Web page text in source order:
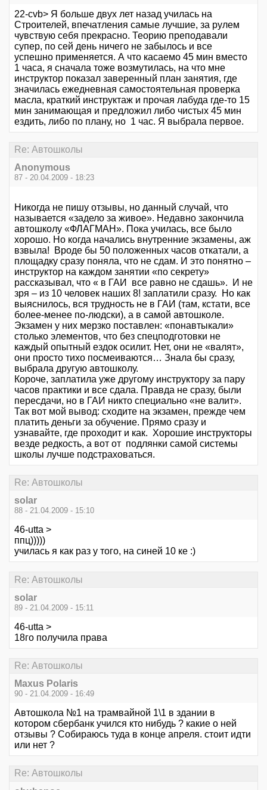
22-cvb> Я больше двух лет назад училась на
Строителей, впечатления самые лучшие, за рулем
чувствую себя прекрасно. Теорию преподавали
супер, по сей день ничего не забылось и все
успешно применяется. А что касаемо 45 мин вместо
1 часа, я сначала тоже возмутилась, на что мне
инструктор показал заверенный план занятия, где
значилась ежедневная самостоятельная проверка
масла, краткий инструктаж и прочая лабуда где-то 15
мин занимающая и предложил либо чистых 45 мин
ездить, либо по плану, но 1 час. Я выбрала первое.
Re: Автошколы
Anonymous
87 - 20.04.2009 - 18:23
Никогда не пишу отзывы, но данный случай, что
называется «задело за живое». Недавно закончила
автошколу «ФЛАГМАН». Пока училась, все было
хорошо. Но когда начались внутренние экзамены, аж
взвыла! Вроде бы 50 положенных часов откатали, а
площадку сразу поняла, что не сдам. И это понятно –
инструктор на каждом занятии «по секрету»
рассказывал, что « в ГАИ все равно не сдашь». И не
зря – из 10 человек наших 8! заплатили сразу. Но как
выяснилось, вся трудность не в ГАИ (там, кстати, все
более-менее по-людски), а в самой автошколе.
Экзамен у них мерзко поставлен: «понавтыкали»
столько элементов, что без спецподготовки не
каждый опытный ездок осилит. Нет, они не «валят»,
они просто тихо посмеиваются… Знала бы сразу,
выбрала другую автошколу.
Короче, заплатила уже другому инструктору за пару
часов практики и все сдала. Правда не сразу, были
пересдачи, но в ГАИ никто специально «не валит».
Так вот мой вывод: сходите на экзамен, прежде чем
платить деньги за обучение. Прямо сразу и
узнавайте, где проходит и как. Хорошие инструкторы
везде редкость, а вот от подлянки самой системы
школы лучше подстраховаться.
Re: Автошколы
solar
88 - 21.04.2009 - 15:10
46-utta >
ппц)))))
училась я как раз у того, на синей 10 ке :)
Re: Автошколы
solar
89 - 21.04.2009 - 15:11
46-utta >
18го получила права
Re: Автошколы
Maxus Polaris
90 - 21.04.2009 - 16:49
Автошкола №1 на трамвайной 1\1 в здании в
котором сбербанк учился кто нибудь ? какие о ней
отзывы ? Собираюсь туда в конце апреля. стоит идти
или нет ?
Re: Автошколы